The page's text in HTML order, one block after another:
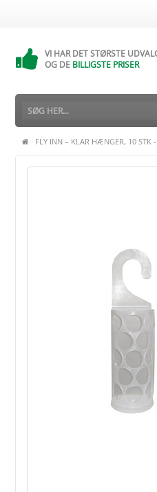
VI HAR DET STØRSTE
OG DE BILLIGSTE PRISER
FLY INN – KLAR HÆNGER, 10 STK